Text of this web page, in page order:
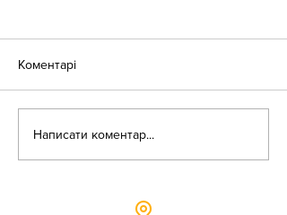
Коментарі
Написати коментар...